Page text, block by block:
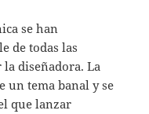
se han
de todas las
la diseñadora. La
un tema banal y se
que lanzar